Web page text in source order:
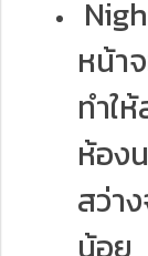
หน้า
ทำใ
ห้อง
สว่า